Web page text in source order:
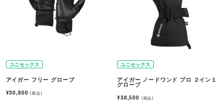
ユニセックス
アイガー フリー グローブ
¥30,800(税込)
ユニセックス
アイガー ノードワンド プロ ２イン１
グローブ
¥38,500 (税込)